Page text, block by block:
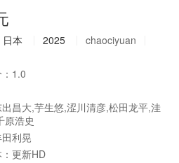
日本 2025
chaociyuan
1.0
出昌大,芋生悠,涩川清彦,松田龙平,洼
原浩史
利晃
更新HD